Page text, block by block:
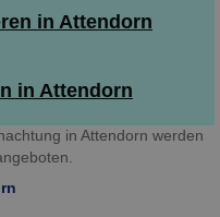
in Attendorn
in Attendorn
in Attendorn werden